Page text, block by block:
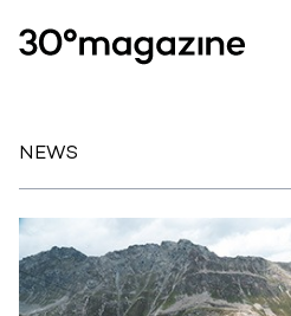
NEWS